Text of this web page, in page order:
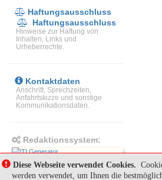
Haftungsausschluss
Haftungsausschluss
Hinweise zur Haftung von
Inhalten, Links und
Urheberrechte.
Kontaktdaten
Anschrift, Sprechzeiten,
Anfahrtskizze und sonstige
Kommunikationsdaten.
Redaktionssystem:
Town HallI nformation
enerator
Release 10.02
Diese Webseite verwendet Cookies.
werden verwendet, um Ihnen die